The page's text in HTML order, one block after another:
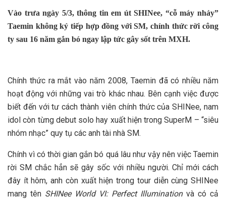
Vào trưa ngày 5/3, thông tin em út SHINee, “cỗ máy nhảy”
Taemin không ký tiếp hợp đồng với SM, chính thức rời công
ty sau 16 năm gắn bó ngay lập tức gây sốt trên MXH.
Chính thức ra mắt vào năm 2008, Taemin đã có nhiều năm
hoạt động với những vai trò khác nhau. Bên cạnh việc được
biết đến với tư cách thành viên chính thức của SHINee, nam
idol còn từng debut solo hay xuất hiện trong SuperM – “siêu
nhóm nhạc” quy tụ các anh tài nhà SM.
Chính vì có thời gian gắn bó quá lâu như vậy nên việc Taemin
rời SM chắc hẳn sẽ gây sốc với nhiều người. Chỉ mới cách
đây ít hôm, anh còn xuất hiện trong tour diễn cùng SHINee
mang tên SHINee World VI: Perfect Illumination và có cả